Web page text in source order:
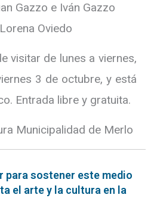
Gazzo e Iván Gazzo
Oviedo
visitar de lunes a viernes,
3 de octubre, y está
Entrada libre y gratuita.
Municipalidad de Merlo
para sostener este medio
el arte y la cultura en la